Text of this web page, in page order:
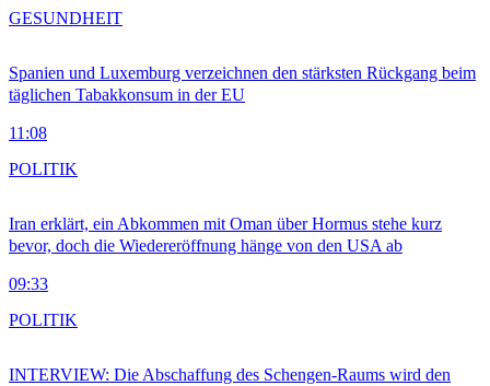
Spanien und Luxemburg verzeichnen den stärksten Rückgang beim
täglichen Tabakkonsum in der EU
11:08
GESUNDHEIT
Iran erklärt, ein Abkommen mit Oman über Hormus stehe kurz
bevor, doch die Wiedereröffnung hänge von den USA ab
09:33
POLITIK
INTERVIEW: Die Abschaffung des Schengen-Raums wird den
POLITIK